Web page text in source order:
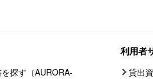
探す（AURORA-
利用者
貸出